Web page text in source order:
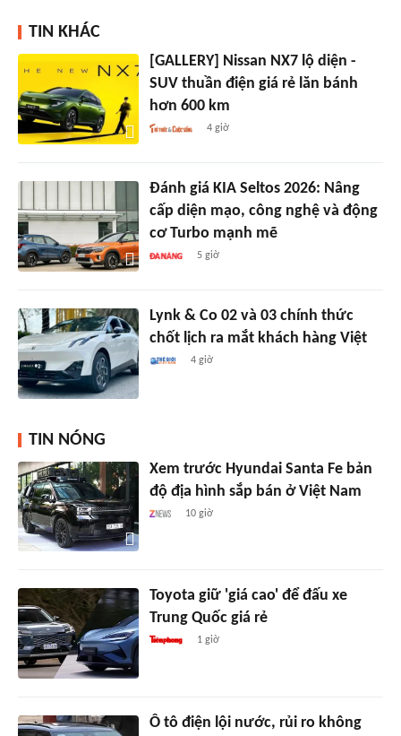
TIN KHÁC
[GALLERY] Nissan NX7 lộ diện -
SUV thuần điện giá rẻ lăn bánh
hơn 600 km
4 giờ
Đánh giá KIA Seltos 2026: Nâng
cấp diện mạo, công nghệ và động
cơ Turbo mạnh mẽ
5 giờ
Lynk & Co 02 và 03 chính thức
chốt lịch ra mắt khách hàng Việt
4 giờ
TIN NÓNG
Xem trước Hyundai Santa Fe bản
độ địa hình sắp bán ở Việt Nam
10 giờ
Toyota giữ 'giá cao' để đấu xe
Trung Quốc giá rẻ
1 giờ
Ô tô điện lội nước, rủi ro không